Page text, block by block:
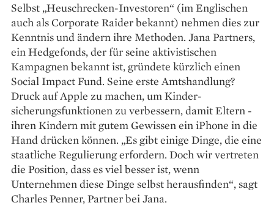
Selbst „Heuschrecken-Investoren“ (im Englischen
auch als Corporate Raider bekannt) nehmen dies zur
Kenntnis und ändern ihre ­Methoden. Jana Partners,
ein Hedgefonds, der für seine aktivistischen
Kampagnen bekannt ist, gründete kürzlich einen
Social Impact Fund. Seine erste Amtshandlung?
Druck auf Apple zu machen, um Kinder­
sicherungsfunktionen zu verbessern, damit Eltern ­
ihren Kindern mit gutem Gewissen ein iPhone in die
Hand drücken können. „Es gibt einige ­Dinge, die eine
staatliche Regulierung erfordern. Doch wir vertreten
die Position, dass es viel besser ist, wenn
Unternehmen diese Dinge selbst herausfinden“, sagt
Charles Penner, Partner bei Jana.